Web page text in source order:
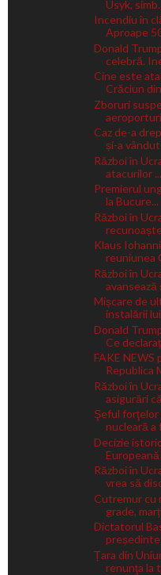
Usyk,
Incendiu în
Aproape
Donald
celebră.
Cine este
Crăciun
Zboruri
aeroporturi
Caz de-a
și-a
Război în
atacurilor ...
Premierul
la Bucure...
Război în
Klaus
reuniunea
Război în
avansează
Mișcare de
instalării
Donald
Ce
FAKE
Republica
Război în
asigurări
Şeful
nucleară a
Decizie
Europeană
Război în
vrea să
Cutremur cu
grade,
Dictatorul
președinte
Țara din
renunţa la